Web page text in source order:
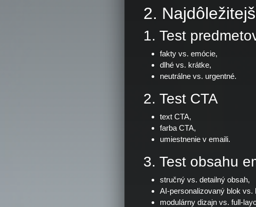
2.
1. Test
fakty vs. emócie,
dlhé vs. krátke,
neutrálne vs. urgentné.
2. Test CTA
text CTA,
farba CTA,
umiestnenie v emaili.
3. Test obsahu
stručný vs. detailný obsah,
AI-personalizovaný blok vs.
modulárny dizajn vs. full-